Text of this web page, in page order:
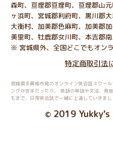
森町、亘理郡亘理町、亘理郡山
ヶ浜町、宮城郡利府町、黒川郡
大衡村、加美郡色麻町、加美郡
美里町、牡鹿郡女川町、本吉郡
※ 宮城県外、全国どこでもオン
特定商取引法
宮城県多賀城市発のオンライン英会話スクー
ングが苦手だったり、
英語の単語や文法、発
もまで、日常英会話で一緒に上達していきまし
© 2019 Yukky's